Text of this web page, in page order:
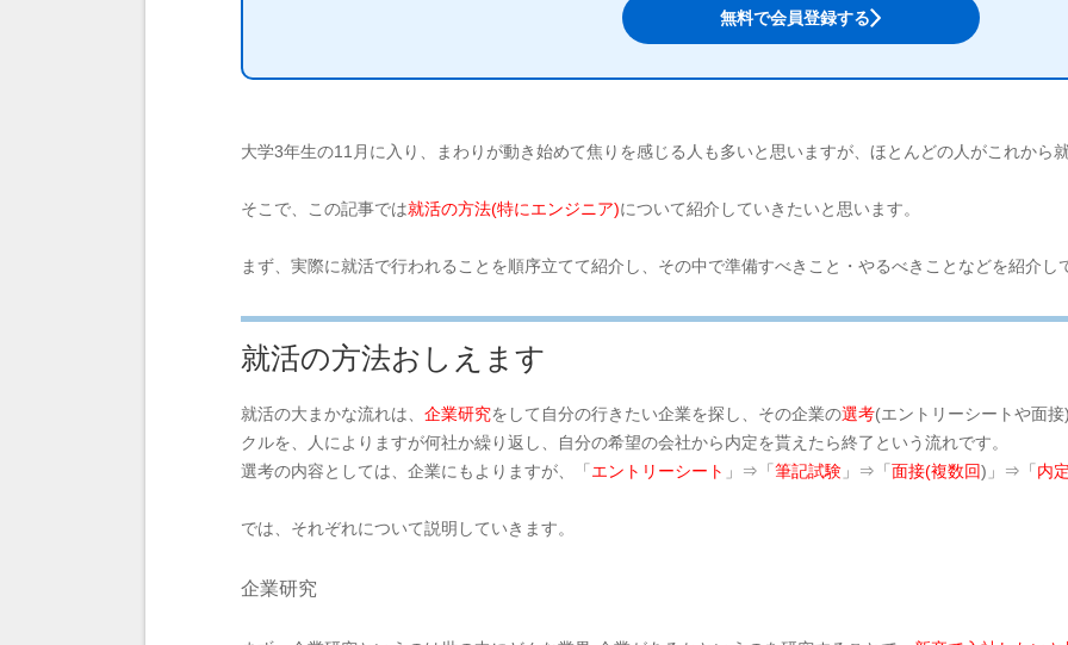
無料で会員登録する
大学3年生の11月に入り、まわりが動き始めて焦りを感じる人も多いと思いますが、ほとんどの人がこれから
そこで、この記事では就活の方法(特にエンジニア)について紹介していきたいと思います。
まず、実際に就活で行われることを順序立てて紹介し、その中で準備すべきこと・やるべきことなどを紹介し
就活の方法おしえます
就活の大まかな流れは、 企業研究をして自分の行きたい企業を探し、その企業の選考(エントリーシートや面
クルを、人によりますが何社か繰り返し、自分の希望の会社から内定を貰えたら終了という流れです。
選考の内容としては、企業にもよりますが、「 エントリーシート 」⇒「 筆記試験 」⇒「 面接(複数回)」⇒「 内
では、それぞれについて説明していきます。
企業研究